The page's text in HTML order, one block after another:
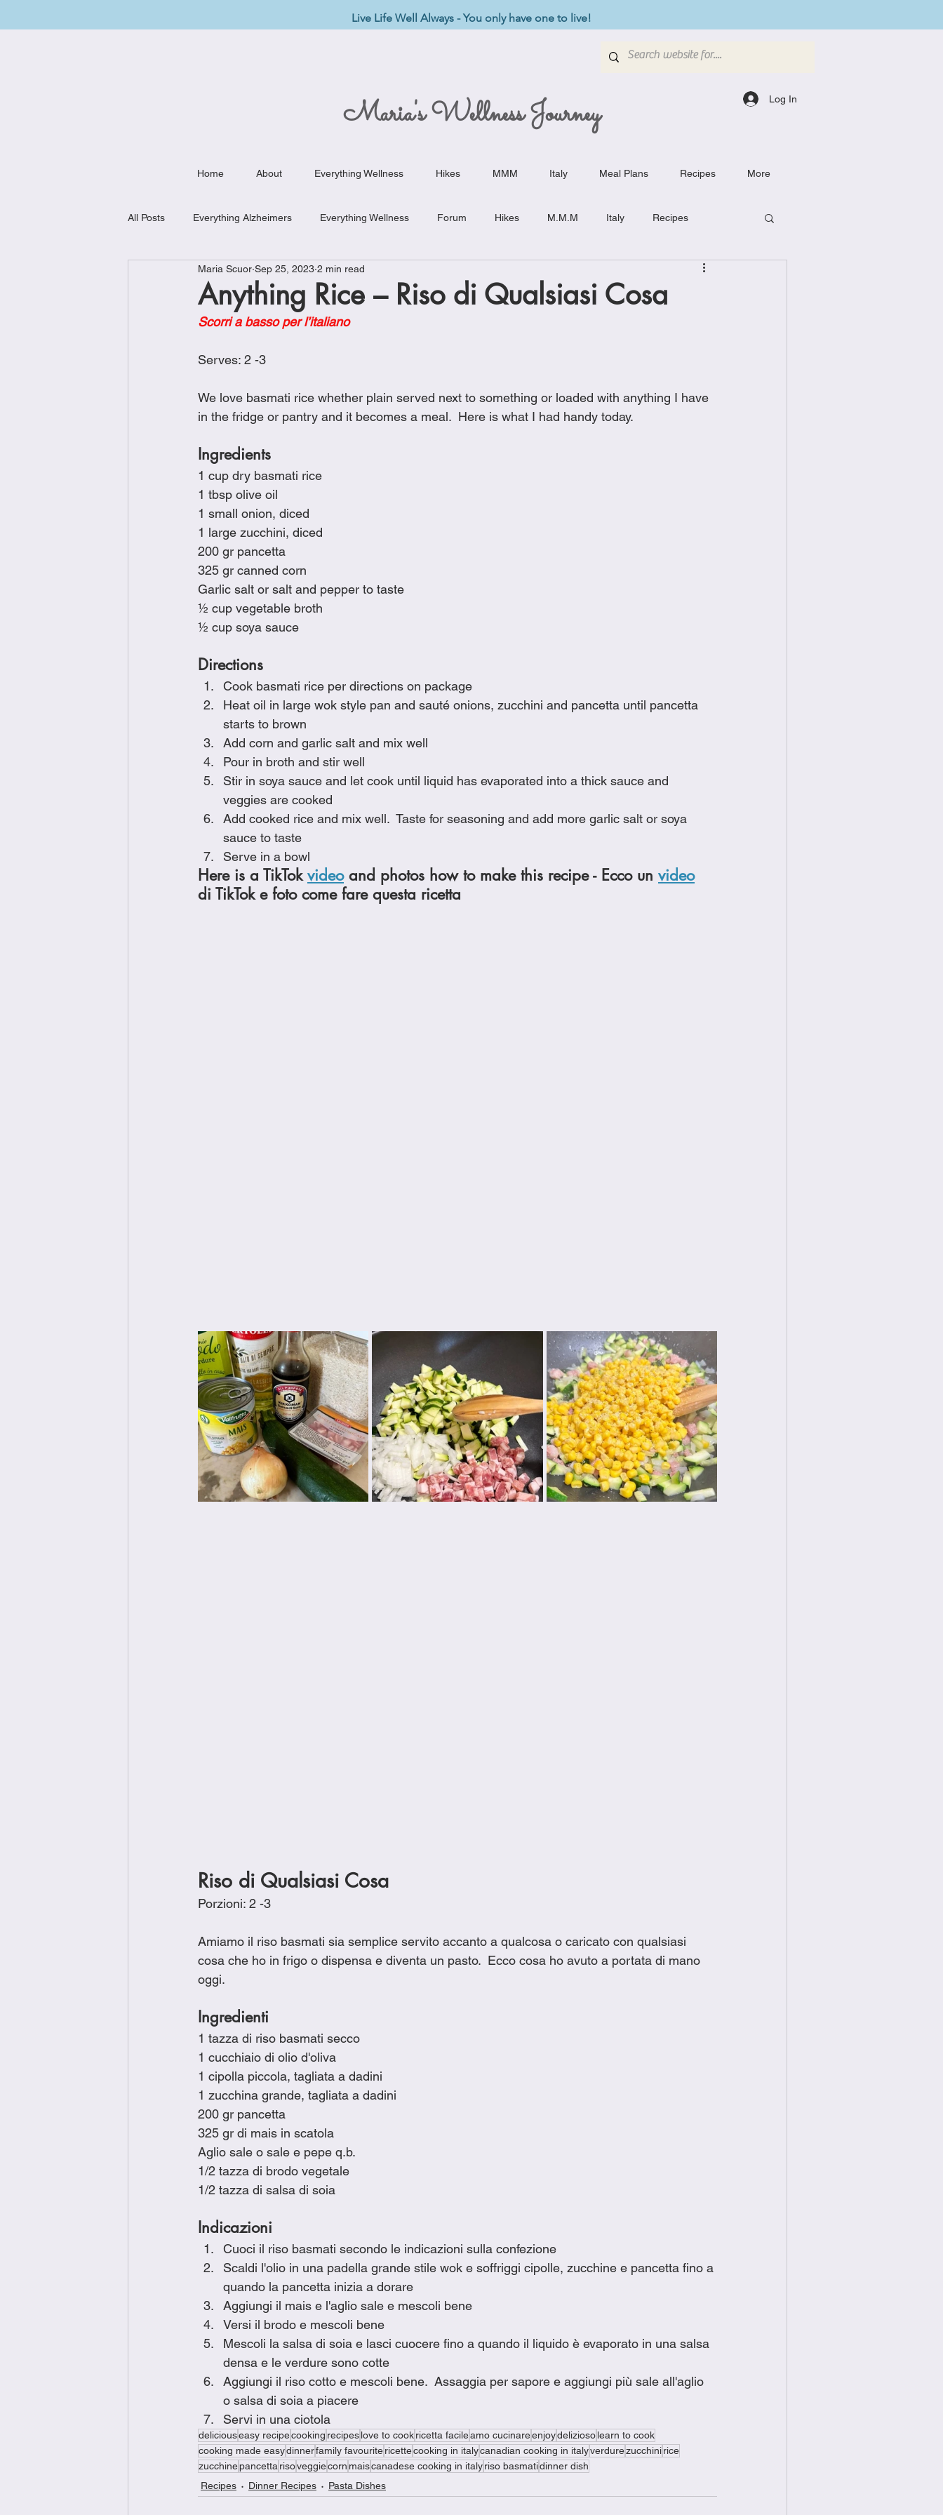
Live Life Well Always - You only have one to live!
Maria's Wellness Journey Log In
Home About Everything Wellness Hikes MMM Italy Meal Plans Recipes More
All Posts Everything Alzheimers Everything Wellness Forum Hikes M.M.M Italy Recipes
Weekly Meal Plan Kitchen Must-Haves Breakfast Dishes
Chicken Recipes Cookies
Anything Rice – Riso di Qualsiasi Cosa
Maria Scuor Sep 25, 2023 2 min read
Scorri a basso per l’italiano
Serves: 2 -3
We love basmati rice whether plain served next to something or loaded with anything I have
in the fridge or pantry and it becomes a meal.  Here is what I had handy today.
Ingredients
1 cup dry basmati rice
1 tbsp olive oil
1 small onion, diced
1 large zucchini, diced
200 gr pancetta
325 gr canned corn
Garlic salt or salt and pepper to taste
½ cup vegetable broth
½ cup soya sauce
Directions
Cook basmati rice per directions on package
Heat oil in large wok style pan and sauté onions, zucchini and pancetta until pancetta
starts to brown
Add corn and garlic salt and mix well
Pour in broth and stir well
Stir in soya sauce and let cook until liquid has evaporated into a thick sauce and
veggies are cooked
Add cooked rice and mix well.  Taste for seasoning and add more garlic salt or soya
sauce to taste
Serve in a bowl
Here is a TikTok video and photos how to make this recipe - Ecco un video
di TikTok e foto come fare questa ricetta
Riso di Qualsiasi Cosa
Porzioni: 2 -3
Amiamo il riso basmati sia semplice servito accanto a qualcosa o caricato con qualsiasi
cosa che ho in frigo o dispensa e diventa un pasto.  Ecco cosa ho avuto a portata di mano
oggi.
Ingredienti
1 tazza di riso basmati secco
1 cucchiaio di olio d'oliva
1 cipolla piccola, tagliata a dadini
1 zucchina grande, tagliata a dadini
200 gr pancetta
325 gr di mais in scatola
Aglio sale o sale e pepe q.b.
1/2 tazza di brodo vegetale
1/2 tazza di salsa di soia
Indicazioni
Cuoci il riso basmati secondo le indicazioni sulla confezione
Scaldi l'olio in una padella grande stile wok e soffriggi cipolle, zucchine e pancetta fino a
quando la pancetta inizia a dorare
Aggiungi il mais e l'aglio sale e mescoli bene
Versi il brodo e mescoli bene
Mescoli la salsa di soia e lasci cuocere fino a quando il liquido è evaporato in una salsa
densa e le verdure sono cotte
Aggiungi il riso cotto e mescoli bene.  Assaggia per sapore e aggiungi più sale all'aglio
o salsa di soia a piacere
Servi in una ciotola
deliciouseasy recipecooking recipeslove to cookricetta facileamo cucinareenjoydeliziosolearn to cook
cooking made easydinnerfamily favouritericettecooking in italycanadian cooking in italyverdurezucchinirice
zucchinepancetta risoveggiecorn maiscanadese cooking in italyriso basmatidinner dish
Recipes
Dinner Recipes Pasta Dishes